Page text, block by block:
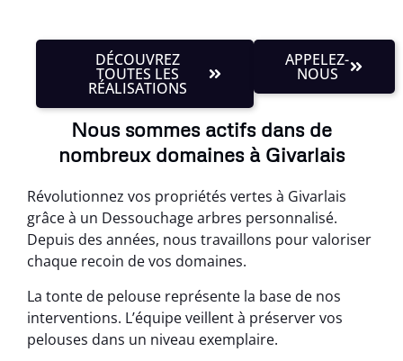
DÉCOUVREZ
TOUTES LES
RÉALISATIONS
APPELEZ-
NOUS
Nous sommes actifs dans de
nombreux domaines à Givarlais
Révolutionnez vos propriétés vertes à Givarlais
grâce à un Dessouchage arbres personnalisé.
Depuis des années, nous travaillons pour valoriser
chaque recoin de vos domaines.
La tonte de pelouse représente la base de nos
interventions. L’équipe veillent à préserver vos
pelouses dans un niveau exemplaire.